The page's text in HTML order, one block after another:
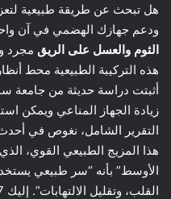
هل تبحث عن طريقة طبيعية
ودعم جهازك الهضمي في آن واحد؟ في
الثوم والعسل على الريق مجرد
هذه التركيبة الطبيعية محط
أثبتت دراسة حديثة من جامعة
زيادة الجهاز المناعي ويمكن
التقرير الشامل، نغوص في
هذا المزيج الطبيعي القوي،
الأوسط” بأنه “سر طبيعي